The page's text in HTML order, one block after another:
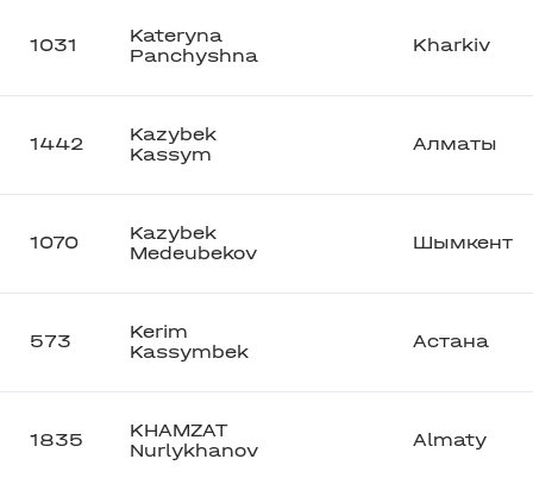
1031
Kateryna
Panchyshna
Kharkiv
1442
Kazybek
Kassym
Алматы
1070
Kazybek
Medeubekov
Шымкент
573
Kerim
Kassymbek
Астана
1835
KHAMZAT
Nurlykhanov
Almaty